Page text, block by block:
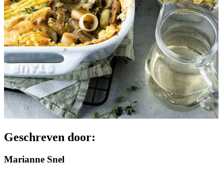
Geschreven door:
Marianne Snel